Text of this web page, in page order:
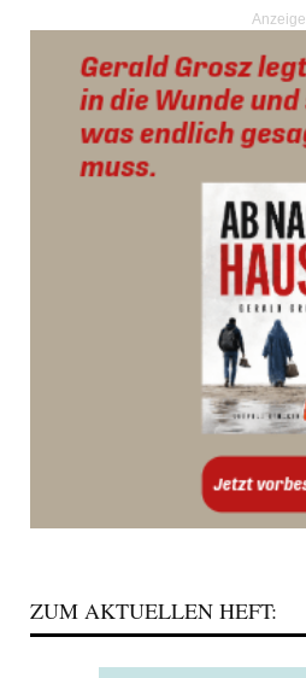
Anzeige
ZUM AKTUELLEN HEFT: